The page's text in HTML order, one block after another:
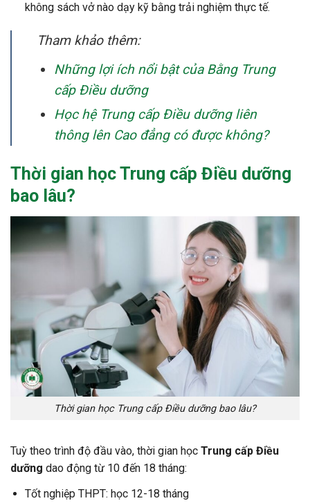
không sách vở nào dạy kỹ bằng trải nghiệm thực tế.
Tham khảo thêm:
Những lợi ích nổi bật của Bằng Trung
cấp Điều dưỡng
Học hệ Trung cấp Điều dưỡng liên
thông lên Cao đẳng có được không?
Thời gian học Trung cấp Điều dưỡng
bao lâu?
Thời gian học Trung cấp Điều dưỡng bao lâu?
Tuỳ theo trình độ đầu vào, thời gian học Trung cấp Điều
dưỡng dao động từ 10 đến 18 tháng:
Tốt nghiệp THPT: học 12-18 tháng